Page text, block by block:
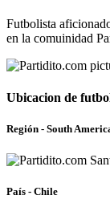
Futbolista
en la comuinidad
Ubicacion de
Región - South
País - Chile